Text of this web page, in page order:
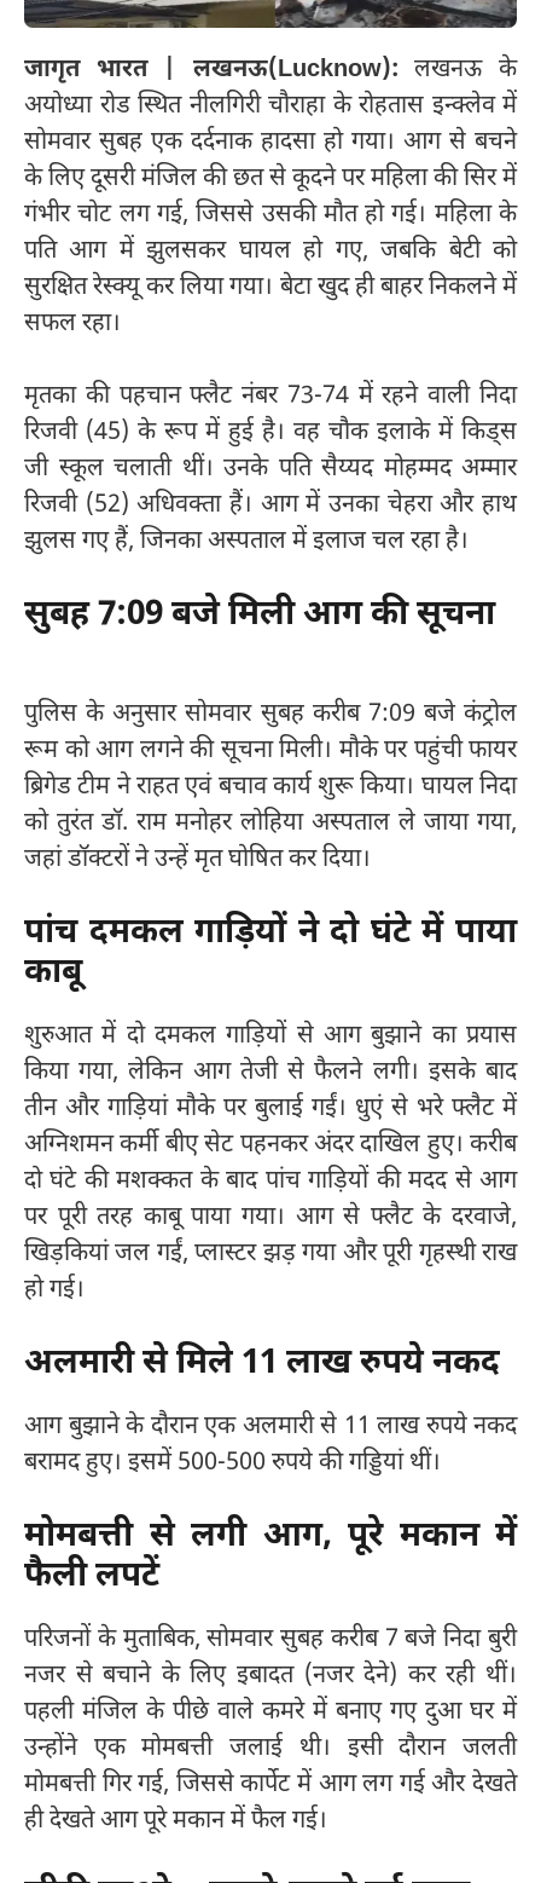
जागृत भारत | लखनऊ(Lucknow): लखनऊ के
अयोध्या रोड स्थित नीलगिरी चौराहा के रोहतास इन्क्लेव में
सोमवार सुबह एक दर्दनाक हादसा हो गया। आग से बचने
के लिए दूसरी मंजिल की छत से कूदने पर महिला की सिर में
गंभीर चोट लग गई, जिससे उसकी मौत हो गई। महिला के
पति आग में झुलसकर घायल हो गए, जबकि बेटी को
सुरक्षित रेस्क्यू कर लिया गया। बेटा खुद ही बाहर निकलने में
सफल रहा।
मृतका की पहचान फ्लैट नंबर 73-74 में रहने वाली निदा
रिजवी (45) के रूप में हुई है। वह चौक इलाके में किड्स
जी स्कूल चलाती थीं। उनके पति सैय्यद मोहम्मद अम्मार
रिजवी (52) अधिवक्ता हैं। आग में उनका चेहरा और हाथ
झुलस गए हैं, जिनका अस्पताल में इलाज चल रहा है।
सुबह 7:09 बजे मिली आग की सूचना
पुलिस के अनुसार सोमवार सुबह करीब 7:09 बजे कंट्रोल
रूम को आग लगने की सूचना मिली। मौके पर पहुंची फायर
ब्रिगेड टीम ने राहत एवं बचाव कार्य शुरू किया। घायल निदा
को तुरंत डॉ. राम मनोहर लोहिया अस्पताल ले जाया गया,
जहां डॉक्टरों ने उन्हें मृत घोषित कर दिया।
पांच दमकल गाड़ियों ने दो घंटे में पाया
काबू
शुरुआत में दो दमकल गाड़ियों से आग बुझाने का प्रयास
किया गया, लेकिन आग तेजी से फैलने लगी। इसके बाद
तीन और गाड़ियां मौके पर बुलाई गईं। धुएं से भरे फ्लैट में
अग्निशमन कर्मी बीए सेट पहनकर अंदर दाखिल हुए। करीब
दो घंटे की मशक्कत के बाद पांच गाड़ियों की मदद से आग
पर पूरी तरह काबू पाया गया। आग से फ्लैट के दरवाजे,
खिड़कियां जल गईं, प्लास्टर झड़ गया और पूरी गृहस्थी राख
हो गई।
अलमारी से मिले 11 लाख रुपये नकद
आग बुझाने के दौरान एक अलमारी से 11 लाख रुपये नकद
बरामद हुए। इसमें 500-500 रुपये की गड्डियां थीं।
मोमबत्ती से लगी आग, पूरे मकान में
फैली लपटें
परिजनों के मुताबिक, सोमवार सुबह करीब 7 बजे निदा बुरी
नजर से बचाने के लिए इबादत (नजर देने) कर रही थीं।
पहली मंजिल के पीछे वाले कमरे में बनाए गए दुआ घर में
उन्होंने एक मोमबत्ती जलाई थी। इसी दौरान जलती
मोमबत्ती गिर गई, जिससे कार्पेट में आग लग गई और देखते
ही देखते आग पूरे मकान में फैल गई।